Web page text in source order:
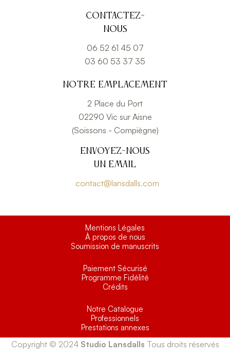
Contactez-
nous
06 52 61 45 07
03 60 53 37 35
Notre emplacement
2 Place du Port
02290 Vic sur Aisne
(Soissons - Compiègne)
Envoyez-nous
un email
contact@lansdalls.com
Mentions Légales
À propos de nous
Soumission de manuscrits
Paiement Sécurisé
Programme Fidélité
Crédits
Notre Catalogue
Professionnels
Prestations annexes
Copyright © 2024 Studio Lansdalls Tous droits réservés